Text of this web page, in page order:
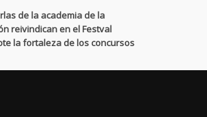
de la academia de la
reivindican en el Festval
la fortaleza de los concursos